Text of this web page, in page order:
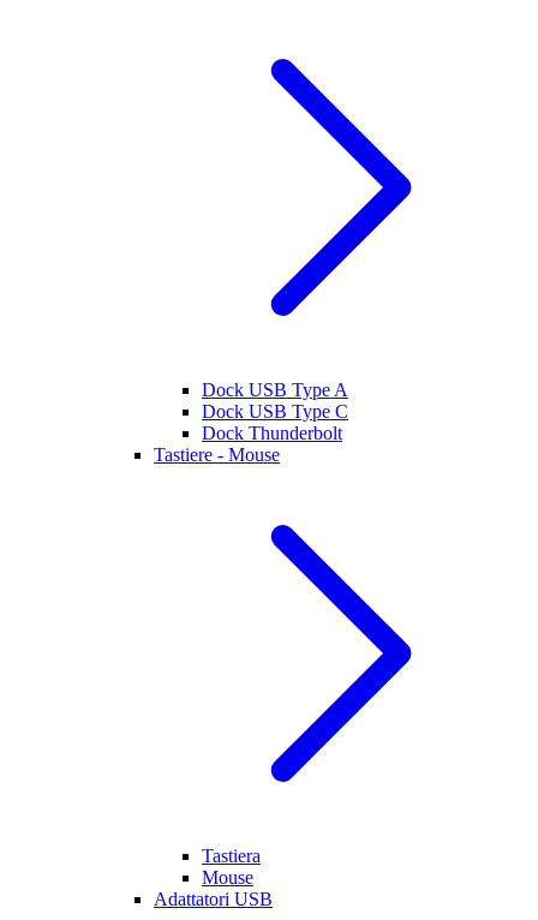
Dock USB Type A
Dock USB Type C
Dock Thunderbolt
Tastiere - Mouse
Tastiera
Mouse
Adattatori USB